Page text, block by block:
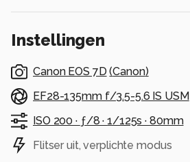
Instellingen
Canon EOS 7D (Canon)
EF28-135mm f/3.5-5.6 IS USM
ISO 200 · ƒ/8 ·1/125s ·80mm
Flitser uit, verplichte modus